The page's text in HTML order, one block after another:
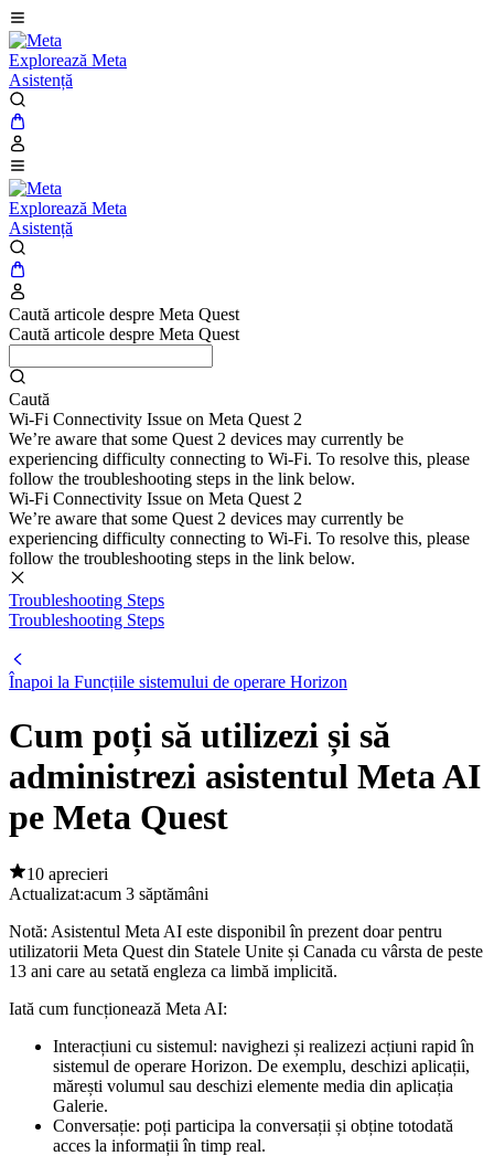
Explorează Meta
Asistență
Explorează Meta
Asistență
Caută articole despre Meta Quest
Caută articole despre Meta Quest
Caută
Wi-Fi Connectivity Issue on Meta Quest 2
We’re aware that some Quest 2 devices may currently be
experiencing difficulty connecting to Wi-Fi. To resolve this, please
follow the troubleshooting steps in the link below.
Wi-Fi Connectivity Issue on Meta Quest 2
We’re aware that some Quest 2 devices may currently be
experiencing difficulty connecting to Wi-Fi. To resolve this, please
follow the troubleshooting steps in the link below.
Troubleshooting Steps
Troubleshooting Steps
Înapoi la Funcțiile sistemului de operare Horizon
Cum poți să utilizezi și să
administrezi asistentul Meta AI
pe Meta Quest
10 aprecieri
Actualizat:acum 3 săptămâni
Notă: Asistentul Meta AI este disponibil în prezent doar pentru
utilizatorii Meta Quest din Statele Unite și Canada cu vârsta de peste
13 ani care au setată engleza ca limbă implicită.
Iată cum funcționează Meta AI:
Interacțiuni cu sistemul: navighezi și realizezi acțiuni rapid în
sistemul de operare Horizon. De exemplu, deschizi aplicații,
mărești volumul sau deschizi elemente media din aplicația
Galerie.
Conversație: poți participa la conversații și obține totodată
acces la informații în timp real.